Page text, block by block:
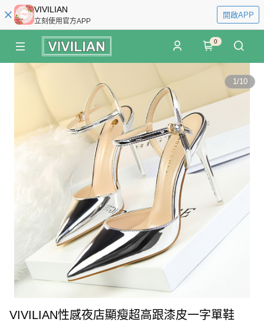
VIVILIAN
立刻使用官方APP
開啟APP
0
1/10
VIVILIAN性感夜店顯瘦超高跟漆皮一字單鞋